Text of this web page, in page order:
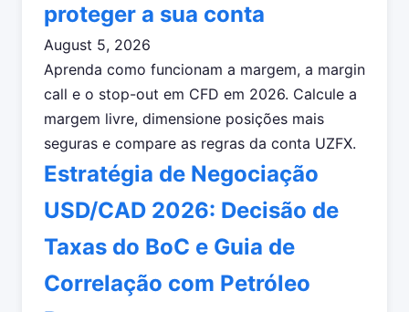
proteger a sua conta
August 5, 2026
Aprenda como funcionam a margem, a margin
call e o stop-out em CFD em 2026. Calcule a
margem livre, dimensione posições mais
seguras e compare as regras da conta UZFX.
Estratégia de Negociação
USD/CAD 2026: Decisão de
Taxas do BoC e Guia de
Correlação com Petróleo